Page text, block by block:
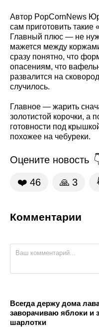
Автор PopCornNews
сам приготовить
Главный плюс — не
мажется между
сразу понятно, что
опасениям, что
развалится на
случилось.
Главное — жарить
золотистой корочки, а
готовности под
похожее на чебуреки.
Оцените новость
❤️ 46 🙏 3
Комментарии
Всегда держу дома
заворачиваю яблоки и
шарлотки